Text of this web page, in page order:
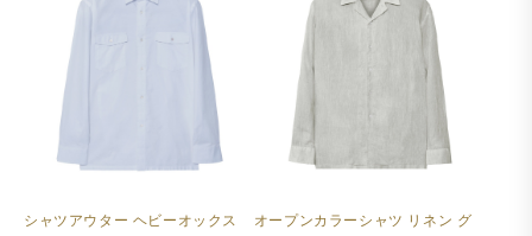
シャツアウター ヘビーオックス
オープンカラーシャツ リネン グ